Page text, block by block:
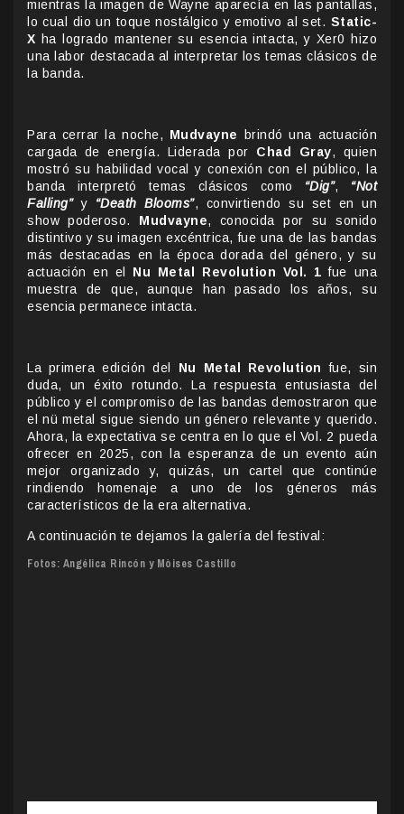
mientras la imagen de Wayne aparecía en las pantallas,
lo cual dio un toque nostálgico y emotivo al set. Static-
X ha logrado mantener su esencia intacta, y Xer0 hizo
una labor destacada al interpretar los temas clásicos de
la banda.
Para cerrar la noche, Mudvayne
brindó una actuación
cargada de energía. Liderada por Chad Gray, quien
mostró su habilidad vocal y conexión con el público, la
banda interpretó temas clásicos como “Dig”, “Not
Falling”y “Death Blooms”, convirtiendo su set en un
show poderoso. Mudvayne, conocida por su sonido
distintivo y su imagen excéntrica, fue una de las bandas
más destacadas en la época dorada del género, y su
actuación en el Nu Metal Revolution Vol. 1 fue una
muestra de que, aunque han pasado los años, su
esencia permanece intacta.
La primera edición del Nu Metal Revolution fue, sin
duda, un éxito rotundo. La respuesta entusiasta del
público y el compromiso de las bandas demostraron que
el nü metal sigue siendo un género relevante y querido.
Ahora, la expectativa se centra en lo que el Vol. 2 pueda
ofrecer en 2025, con la esperanza de un evento aún
mejor organizado y, quizás, un cartel que continúe
rindiendo homenaje a uno de los géneros más
característicos de la era alternativa.
A continuación te dejamos la galería del festival:
Fotos: Angélica Rincón y Mòises Castillo